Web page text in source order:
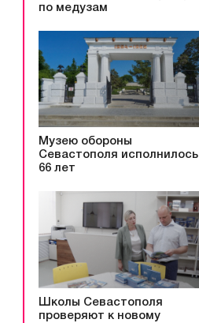
по медузам
Музею обороны
Севастополя исполнилось
66 лет
Школы Севастополя
проверяют к новому